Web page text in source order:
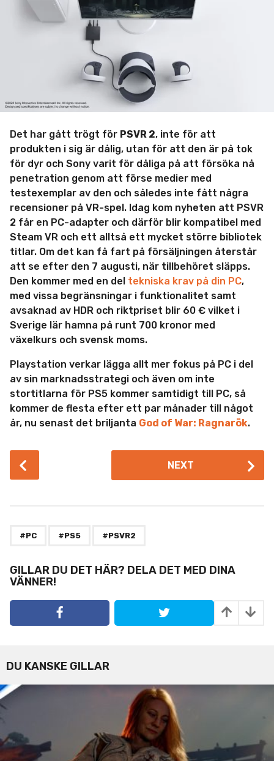
Det har gått trögt för PSVR 2, inte för att
produkten i sig är dålig, utan för att den är på tok
för dyr och Sony varit för dåliga på att försöka nå
penetration genom att förse medier med
testexemplar av den och således inte fått några
recensioner på VR-spel. Idag kom nyheten att PSVR
2 får en PC-adapter och därför blir kompatibel med
Steam VR och ett alltså ett mycket större bibliotek
titlar. Om det kan få fart på försäljningen återstår
att se efter den 7 augusti, när tillbehöret släpps.
Den kommer med en del tekniska krav på din PC,
med vissa begränsningar i funktionalitet samt
avsaknad av HDR och riktpriset blir 60 € vilket i
Sverige lär hamna på runt 700 kronor med
växelkurs och svensk moms.
Playstation verkar lägga allt mer fokus på PC i del
av sin marknadsstrategi och även om inte
stortitlarna för PS5 kommer samtidigt till PC, så
kommer de flesta efter ett par månader till något
år, nu senast det briljanta God of War: Ragnarök.
o
i
n
a
n
NEXT
#PC #PS5 #PSVR2
GILLAR DU DET HÄR? DELA DET MED DINA
VÄNNER!
DU KANSKE GILLAR